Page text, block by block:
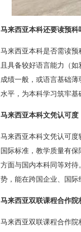
马来西亚本科还要读预科
马来西亚本科是否需读预
且具备较好语言能力（
成绩一般，或语言基础
水平，为本科学习筑牢基
马来西亚本科文凭认可度
马来西亚本科文凭认可
国际标准，教学质量有
方面与国内本科同等对
势，能在跨国企业、国际
马来西亚双联课程合作院
马来西亚双联课程合作院